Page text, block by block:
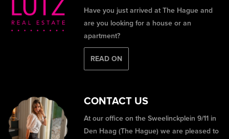
Have you just arrived at The Hague and
are you looking for a house or an
apartment?
READ ON
CONTACT US
At our office on the Sweelinckplein 9/11 in
Den Haag (The Hague) we are pleased to